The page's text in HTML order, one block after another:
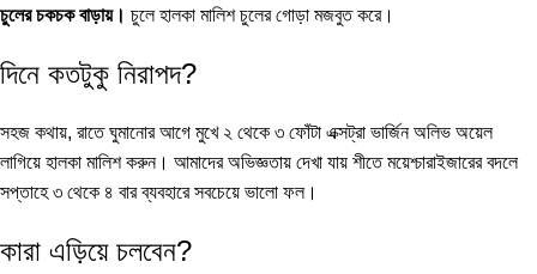
চুলের চকচক বাড়ায়। চুলে হালকা মালিশ চুলের গোড়া মজবুত করে।
দিনে কতটুকু নিরাপদ?
সহজ কথায়, রাতে ঘুমানোর আগে মুখে ২ থেকে ৩ ফোঁটা এক্সট্রা ভার্জিন অলিভ অয়েল
লাগিয়ে হালকা মালিশ করুন। আমাদের অভিজ্ঞতায় দেখা যায় শীতে ময়েশ্চারাইজারের বদলে
সপ্তাহে ৩ থেকে ৪ বার ব্যবহারে সবচেয়ে ভালো ফল।
কারা এড়িয়ে চলবেন?